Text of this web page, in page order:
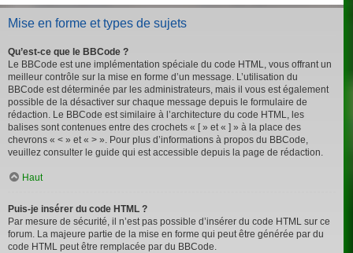
Mise en forme et types de sujets
Qu’est-ce que le BBCode ?
Le BBCode est une implémentation spéciale du code HTML, vous offrant un
meilleur contrôle sur la mise en forme d’un message. L’utilisation du
BBCode est déterminée par les administrateurs, mais il vous est également
possible de la désactiver sur chaque message depuis le formulaire de
rédaction. Le BBCode est similaire à l’architecture du code HTML, les
balises sont contenues entre des crochets « [ » et « ] » à la place des
chevrons « < » et « > ». Pour plus d’informations à propos du BBCode,
veuillez consulter le guide qui est accessible depuis la page de rédaction.
Haut
Puis-je insérer du code HTML ?
Par mesure de sécurité, il n’est pas possible d’insérer du code HTML sur ce
forum. La majeure partie de la mise en forme qui peut être générée par du
code HTML peut être remplacée par du BBCode.